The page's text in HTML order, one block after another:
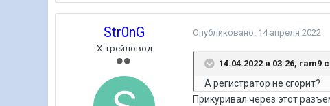
Str0nG
Х-трейловод
Опубликовано: 14 апреля 2022
14.04.2022 в 03:26, ram9
А регистратор не сгорит?
Прикуривал через этот